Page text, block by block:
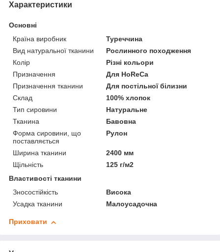
Характеристики
Основні
Країна виробник
Туреччина
Вид натуральної тканини
Рослинного походження
Колір
Різні кольори
Призначення
Для HoReCa
Призначення тканини
Для постільної білизни
Склад
100% хлопок
Тип сировини
Натуральне
Тканина
Бавовна
Форма сировини, що
поставляється
Рулон
Ширина тканини
2400 мм
Щільність
125 г/м2
Властивості тканини
Зносостійкість
Висока
Усадка тканини
Малоусадочна
Приховати